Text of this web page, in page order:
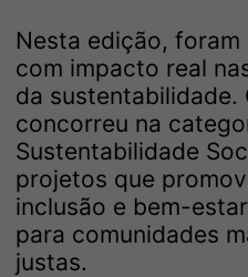
Nesta edição,
com impacto real
da sustentabilidade.
concorreu na
Sustentabilidade
projetos que
inclusão e bem-
para comunidades
justas.